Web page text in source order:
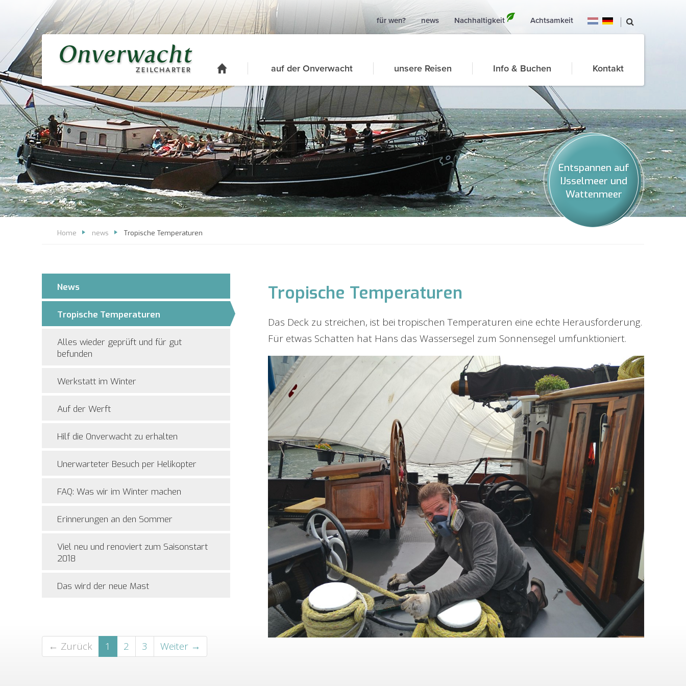
für wen? news Nachhaltigkeit Achtsamkeit
auf der Onverwacht unsere Reisen Info & Buchen Kontakt
Entspannen auf
IJsselmeer und
Wattenmeer
Home news Tropische Temperaturen
News
Tropische Temperaturen
Alles wieder geprüft und für gut
befunden
Werkstatt im Winter
Auf der Werft
Hilf die Onverwacht zu erhalten
Unerwarteter Besuch per Helikopter
FAQ: Was wir im Winter machen
Erinnerungen an den Sommer
Viel neu und renoviert zum Saisonstart
2018
Das wird der neue Mast
← Zurück 1 2 3 Weiter →
Tropische Temperaturen
Das Deck zu streichen, ist bei tropischen Temperaturen eine echte Herausforderung.
Für etwas Schatten hat Hans das Wassersegel zum Sonnensegel umfunktioniert.